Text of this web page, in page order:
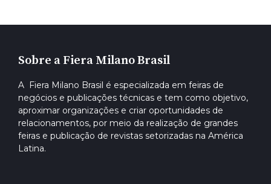
Sobre a Fiera Milano Brasil
A Fiera Milano Brasil é especializada em feiras de
negócios e publicações técnicas e tem como objetivo,
aproximar organizações e criar oportunidades de
relacionamentos, por meio da realização de grandes
feiras e publicação de revistas setorizadas na América
Latina.